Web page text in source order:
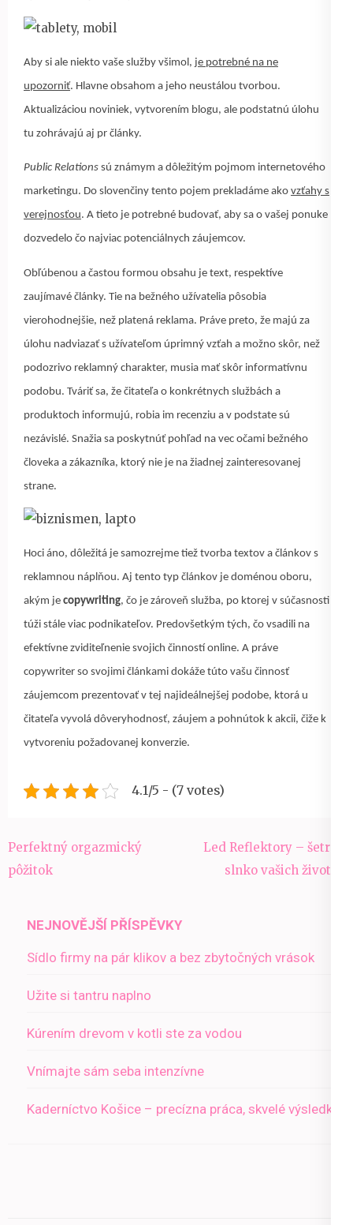
Aby si ale niekto vaše služby všimol, je potrebné na ne
upozorniť. Hlavne obsahom a jeho neustálou tvorbou.
Aktualizáciou noviniek, vytvorením blogu, ale podstatnú úlohu
tu zohrávajú aj pr články.
Public Relations sú známym a dôležitým pojmom internetového
marketingu. Do slovenčiny tento pojem prekladáme ako vzťahy s
verejnosťou. A tieto je potrebné budovať, aby sa o vašej ponuke
dozvedelo čo najviac potenciálnych záujemcov.
Obľúbenou a častou formou obsahu je text, respektíve
zaujímavé články. Tie na bežného užívatelia pôsobia
vierohodnejšie, než platená reklama. Práve preto, že majú za
úlohu nadviazať s užívateľom úprimný vzťah a možno skôr, než
podozrivo reklamný charakter, musia mať skôr informatívnu
podobu. Tváriť sa, že čitateľa o konkrétnych službách a
produktoch informujú, robia im recenziu a v podstate sú
nezávislé. Snažia sa poskytnúť pohľad na vec očami bežného
človeka a zákazníka, ktorý nie je na žiadnej zainteresovanej
strane.
Hoci áno, dôležitá je samozrejme tiež tvorba textov a článkov s
reklamnou náplňou. Aj tento typ článkov je doménou oboru,
akým je copywriting, čo je zároveň služba, po ktorej v súčasnosti
túži stále viac podnikateľov. Predovšetkým tých, čo vsadili na
efektívne zviditeľnenie svojich činností online. A práve
copywriter so svojimi článkami dokáže túto vašu činnosť
záujemcom prezentovať v tej najideálnejšej podobe, ktorá u
čitateľa vyvolá dôveryhodnosť, záujem a pohnútok k akcii, čiže k
vytvoreniu požadovanej konverzie.
4.1/5 - (7 votes)
Navigace
pro
Perfektný orgazmický
pôžitok
Led Reflektory – šetrné
slnko vašich životov
NEJNOVĚJŠÍ PŘÍSPĚVKY
Sídlo firmy na pár klikov a bez zbytočných vrások
Užite si tantru naplno
Kúrením drevom v kotli ste za vodou
Vnímajte sám seba intenzívne
Kaderníctvo Košice – precízna práca, skvelé výsledky